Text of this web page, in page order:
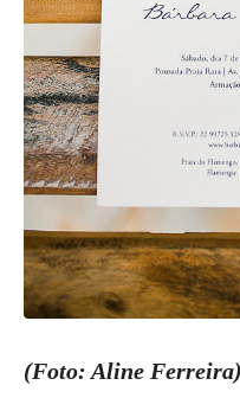
(Foto: Aline Ferreira)